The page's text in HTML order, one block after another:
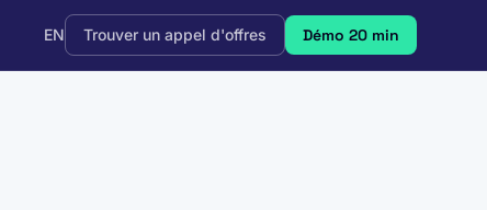
EN Trouver un appel d'offres Démo 20 min